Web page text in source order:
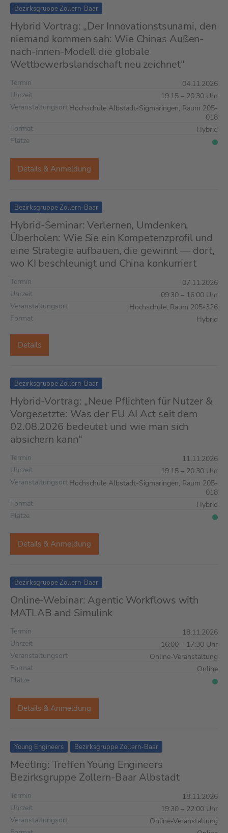
Bezirksgruppe Zollern-Baar
Hybrid Vortrag: „Der Innovationstsunami, den
niemand kommen sah: Wie Chinas Außen-
nach-innen-Modell die globale
Wettbewerbslandschaft neu zeichnet"
Termin
04.11.2026
Uhrzeit
19:15 – 20:30 Uhr
Veranstaltungsort Hochschule Albstadt-Sigmaringen, Raum 205-
018
Format
Hybrid
Plätze
Details & Anmeldung
Bezirksgruppe Zollern-Baar
Hybrid-Seminar: Verlernen, Umdenken,
Überholen: Wie Sie ein Kompetenzprofil und
eine Strategie aufbauen, die gewinnt — dort,
wo KI beschleunigt und China konkurriert
Termin
07.11.2026
Uhrzeit
09:30 – 16:00 Uhr
Veranstaltungsort
Hochschule, Raum 205-326
Format
Hybrid
Details
Bezirksgruppe Zollern-Baar
Hybrid-Vortrag: „Neue Pflichten für Nutzer &
Vorgesetzte: Was der EU AI Act seit dem
02.08.2026 bedeutet und wie man sich
absichern kann“
Termin
11.11.2026
Uhrzeit
19:15 – 20:30 Uhr
Veranstaltungsort Hochschule Albstadt-Sigmaringen, Raum 205-
018
Format
Hybrid
Plätze
Details & Anmeldung
Bezirksgruppe Zollern-Baar
Online-Webinar: Agentic Workflows with
MATLAB and Simulink
Termin
18.11.2026
Uhrzeit
16:00 – 17:30 Uhr
Veranstaltungsort
Online-Veranstaltung
Format
Online
Plätze
Details & Anmeldung
Young Engineers Bezirksgruppe Zollern-Baar
MeetIng: Treffen Young Engineers
Bezirksgruppe Zollern-Baar Albstadt
Termin
18.11.2026
Uhrzeit
19:30 – 22:00 Uhr
Veranstaltungsort
Online-Veranstaltung